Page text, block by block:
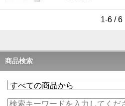
1-6 / 6
商品検索